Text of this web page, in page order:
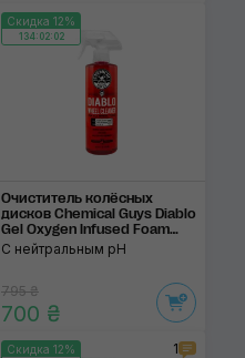
Скидка 12%
134:02:02
Очиститель колёсных
дисков Chemical Guys Diablo
Gel Oxygen Infused Foam
Wheel And Rim Cleaner
С нейтральным pH
795 ₴
700 ₴
Скидка 12% 1